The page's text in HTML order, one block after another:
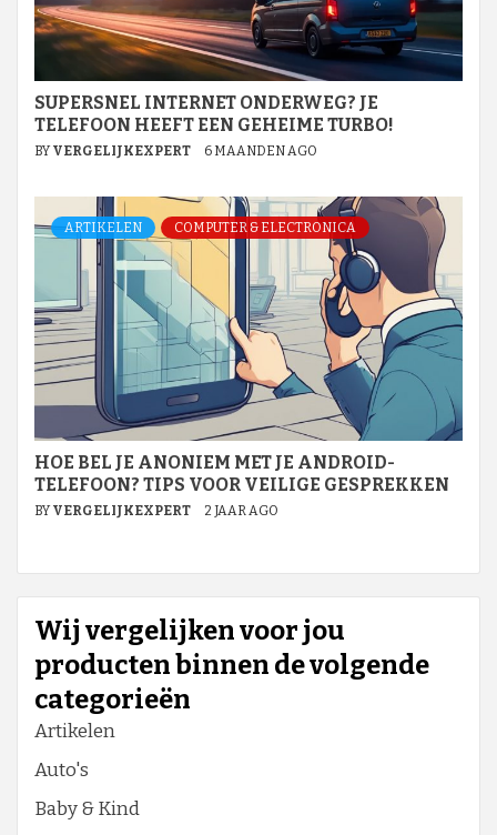
SUPERSNEL INTERNET ONDERWEG? JE
TELEFOON HEEFT EEN GEHEIME TURBO!
BY VERGELIJKEXPERT 6 MAANDEN AGO
ARTIKELEN COMPUTER & ELECTRONICA
HOE BEL JE ANONIEM MET JE ANDROID-
TELEFOON? TIPS VOOR VEILIGE GESPREKKEN
BY VERGELIJKEXPERT 2 JAAR AGO
Wij vergelijken voor jou
producten binnen de volgende
categorieën
Artikelen
Auto's
Baby & Kind